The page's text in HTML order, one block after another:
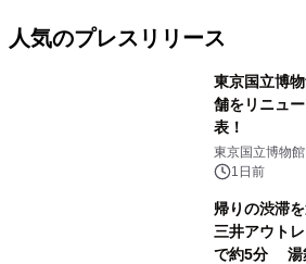
人気のプレスリリース
東京国立博
舗をリニュ
表！
東京国立博物館
1日前
帰りの渋滞
三井アウト
で約5分 湯